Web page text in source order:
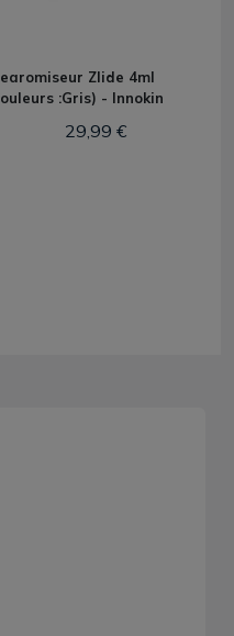
Zlide 4ml
:Gris) - Innokin
29,99 €